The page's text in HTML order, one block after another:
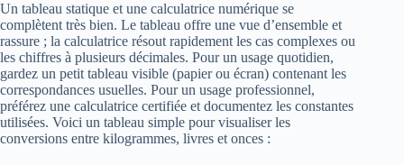
Un tableau statique et une calculatrice numérique se
complètent très bien. Le tableau offre une vue d’ensemble et
rassure ; la calculatrice résout rapidement les cas complexes ou
les chiffres à plusieurs décimales. Pour un usage quotidien,
gardez un petit tableau visible (papier ou écran) contenant les
correspondances usuelles. Pour un usage professionnel,
préférez une calculatrice certifiée et documentez les constantes
utilisées. Voici un tableau simple pour visualiser les
conversions entre kilogrammes, livres et onces :